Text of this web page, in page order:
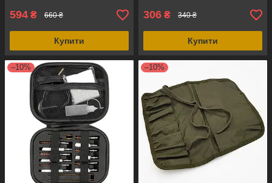
594 ₴ 660 ₴
Купити
306 ₴ 340 ₴
Купити
–10% –10%